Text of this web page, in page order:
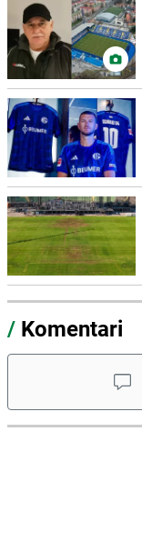
/ Komentari